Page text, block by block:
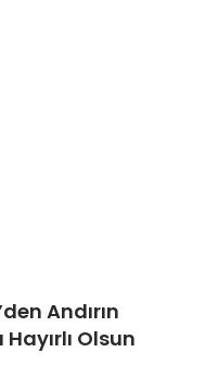
Andırın
Olsun